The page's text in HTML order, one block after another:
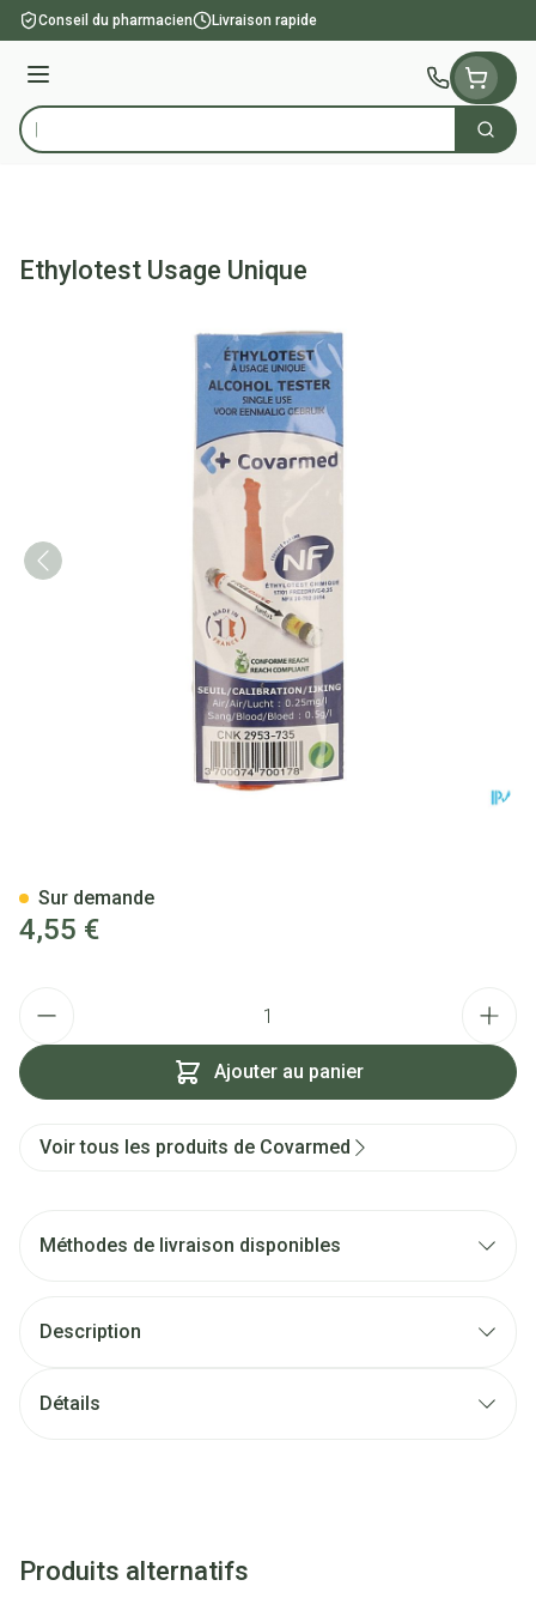
Aller au contenu
Conseil du pharmacien Livraison rapide
Menu
Rechercher
Ethylotest Usage Unique
4,55 €
Ajouter au panier
Sur demande
Voir tous les produits de Covarmed
Méthodes de livraison disponibles
Description
Détails
Produits alternatifs